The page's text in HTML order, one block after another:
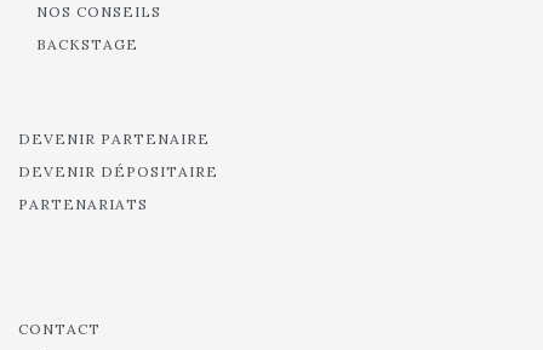
NOS CONSEILS
BACKSTAGE
DEVENIR PARTENAIRE
DEVENIR DÉPOSITAIRE
PARTENARIATS
CONTACT